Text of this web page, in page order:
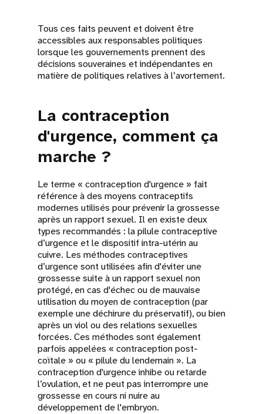
Tous ces faits peuvent et doivent être
accessibles aux responsables politiques
lorsque les gouvernements prennent des
décisions souveraines et indépendantes en
matière de politiques relatives à l’avortement.
La contraception
d'urgence, comment ça
marche ?
Le terme « contraception d'urgence » fait
référence à des moyens contraceptifs
modernes utilisés pour prévenir la grossesse
après un rapport sexuel. Il en existe deux
types recommandés : la pilule contraceptive
d’urgence et le dispositif intra-utérin au
cuivre. Les méthodes contraceptives
d’urgence sont utilisées afin d'éviter une
grossesse suite à un rapport sexuel non
protégé, en cas d'échec ou de mauvaise
utilisation du moyen de contraception (par
exemple une déchirure du préservatif), ou bien
après un viol ou des relations sexuelles
forcées. Ces méthodes sont également
parfois appelées « contraception post-
coïtale » ou « pilule du lendemain ». La
contraception d'urgence inhibe ou retarde
l’ovulation, et ne peut pas interrompre une
grossesse en cours ni nuire au
développement de l'embryon.